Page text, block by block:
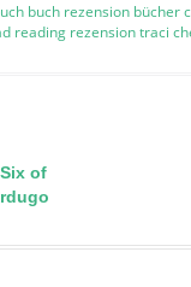
buch rezension bücher
reading rezensiontraci
of